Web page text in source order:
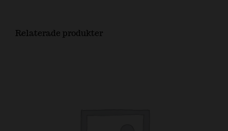
Relaterade produkter